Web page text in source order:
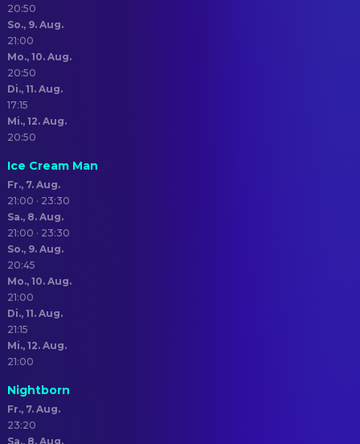
20:50
So., 9. Aug.
21:00
Mo., 10. Aug.
20:50
Di., 11. Aug.
17:15
Mi., 12. Aug.
20:50
Ice Cream Man
Fr., 7. Aug.
21:00 · 23:30
Sa., 8. Aug.
21:00 · 23:30
So., 9. Aug.
20:45
Mo., 10. Aug.
21:00
Di., 11. Aug.
21:15
Mi., 12. Aug.
21:00
Nightborn
Fr., 7. Aug.
23:20
Sa., 8. Aug.